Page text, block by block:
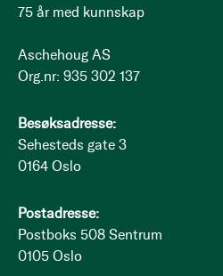
75 år med kunnskap
Aschehoug AS
Org.nr: 935 302 137
Besøksadresse:
Sehesteds gate 3
0164 Oslo
Postadresse:
Postboks 508 Sentrum
0105 Oslo